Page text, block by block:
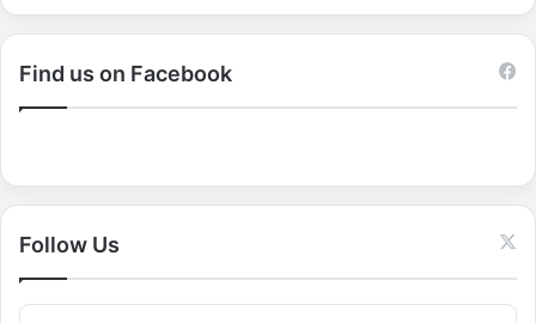
a
r
r
Find us on Facebook
Follow Us